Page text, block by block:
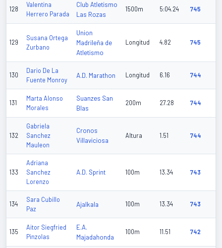
128
Valentina
Herrero Parada
Club Atletismo
Las Rozas
1500m 5:04.24 745
129
Susana Ortega
Zurbano
Union
Madrileña de
Atletismo
Longitud 4.82 745
130
Dario De La
Fuente Monroy
A.D. Marathon Longitud 6.16 744
131
Marta Alonso
Morales
Suanzes San
Blas
200m 27.28 744
132
Gabriela
Sanchez
Mauleon
Cronos
Villaviciosa
Altura 1.51 744
133
Adriana
Sanchez
Lorenzo
A.D. Sprint 100m 13.34 743
134
Sara Cubillo
Paz
Ajalkala 100m 13.34 743
135
Aitor Siegfried
Pinzolas
E.A.
Majadahonda
100m 11.51 742